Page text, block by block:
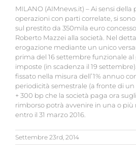
MILANO (AIMnews.it) – Ai sensi
operazioni con parti correlate, si
sul prestito da 350mila euro
Roberto Mazzei alla società. Nel
erogazione mediante un unico
prima del 16 settembre funzionale
imposte (in scadenza il 19
fissato nella misura dell’1% annuo
periodicità semestrale (a fronte di
+ 300 bp che la società paga ora
rimborso potrà avvenire in una o
entro il 31 marzo 2016.
Settembre 23rd, 2014